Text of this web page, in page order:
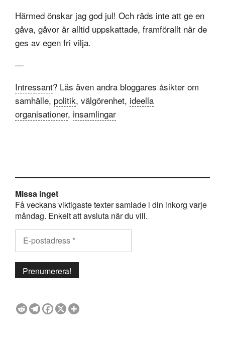
Härmed önskar jag god jul! Och räds inte att ge en
gåva, gåvor är alltid uppskattade, framförallt när de
ges av egen fri vilja.
—
Intressant? Läs även andra bloggares åsikter om
samhälle, politik, välgörenhet, ideella
organisationer, insamlingar
Missa inget
Få veckans viktigaste texter samlade i din inkorg varje
måndag. Enkelt att avsluta när du vill.